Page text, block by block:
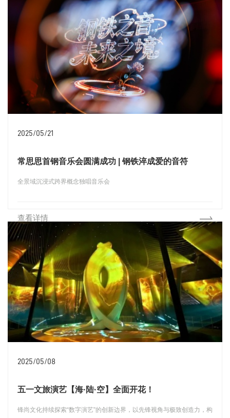
查看详情
2025/05/21
常思思首钢音乐会圆满成功 | 钢铁淬成爱的音符
全景域沉浸式跨界概念独唱音乐会
查看详情
2025/05/08
五一文旅演艺【海·陆·空】全面开花！
锋尚文化持续探索“数字演艺”的创新边界，以先锋视角与极致创造力，构